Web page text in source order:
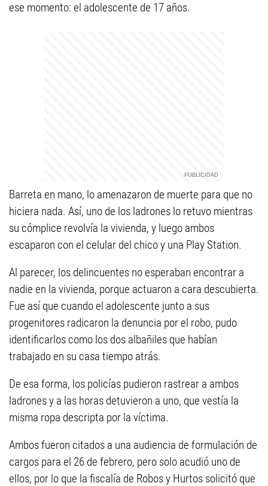
ese momento: el adolescente de 17 años.
Barreta en mano, lo amenazaron de muerte para que no
hiciera nada. Así, uno de los ladrones lo retuvo mientras
su cómplice revolvía la vivienda, y luego ambos
escaparon con el celular del chico y una Play Station.
Al parecer, los delincuentes no esperaban encontrar a
nadie en la vivienda, porque actuaron a cara descubierta.
Fue así que cuando el adolescente junto a sus
progenitores radicaron la denuncia por el robo, pudo
identificarlos como los dos albañiles que habían
trabajado en su casa tiempo atrás.
De esa forma, los policías pudieron rastrear a ambos
ladrones y a las horas detuvieron a uno, que vestía la
misma ropa descripta por la víctima.
Ambos fueron citados a una audiencia de formulación de
cargos para el 26 de febrero, pero solo acudió uno de
ellos, por lo que la fiscalía de Robos y Hurtos solicitó que